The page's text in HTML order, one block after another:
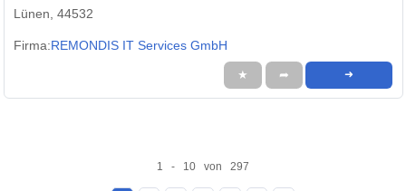
Lünen, 44532
Firma:REMONDIS IT Services GmbH
★ ➦ ➜
1 - 10 von 297